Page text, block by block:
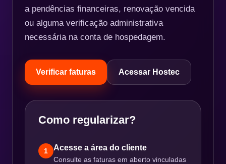
a pendências financeiras, renovação vencida
ou alguma verificação administrativa
necessária na conta de hospedagem.
Verificar faturas Acessar Hostec
Como regularizar?
1 Acesse a área do cliente
Consulte as faturas em aberto vinculadas